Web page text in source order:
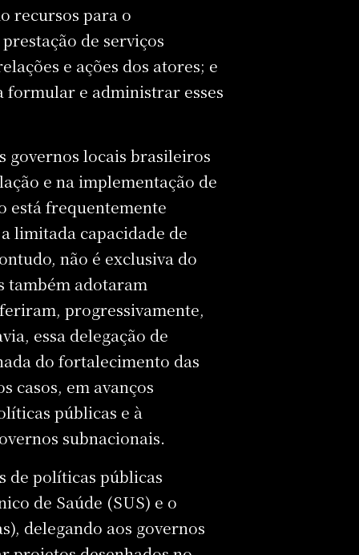
recursos para o
de serviços
e ações dos atores; e
formular e administrar esses
governos locais brasileiros
e na implementação de
está frequentemente
limitada capacidade de
não é exclusiva do
também adotaram
progressivamente,
essa delegação de
do fortalecimento das
casos, em avanços
públicas e à
subnacionais.
de políticas públicas
de Saúde (SUS) e o
delegando aos governos